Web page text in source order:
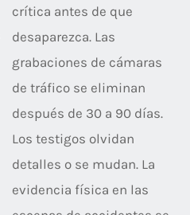
crítica antes de que
desaparezca. Las
grabaciones de cámaras
de tráfico se eliminan
después de 30 a 90 días.
Los testigos olvidan
detalles o se mudan. La
evidencia física en las